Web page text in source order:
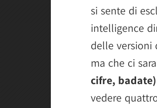
si sente di
intelligence
delle versioni
ma che ci
cifre, badate)
vedere